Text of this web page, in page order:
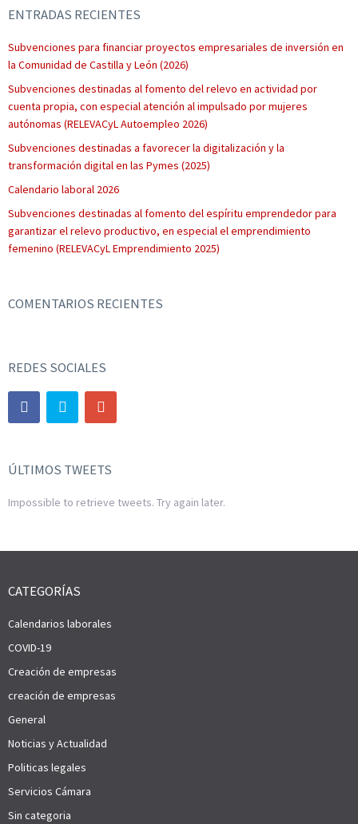
ENTRADAS RECIENTES
Subvenciones para financiar proyectos empresariales de inversión en
la Comunidad de Castilla y León (2026)
Subvenciones destinadas al fomento del relevo en actividad por
cuenta propia, con especial atención al impulsado por mujeres
autónomas (RELEVACyL Autoempleo 2026)
Subvenciones destinadas a favorecer la digitalización y la
transformación digital en las Pymes (2025)
Calendario laboral 2026
Subvenciones destinadas al fomento del espíritu emprendedor para
garantizar el relevo productivo, en especial el emprendimiento
femenino (RELEVACyL Emprendimiento 2025)
COMENTARIOS RECIENTES
REDES SOCIALES
ÚLTIMOS TWEETS
Impossible to retrieve tweets. Try again later.
CATEGORÍAS
Calendarios laborales
COVID-19
Creación de empresas
creación de empresas
General
Noticias y Actualidad
Politicas legales
Servicios Cámara
Sin categoria